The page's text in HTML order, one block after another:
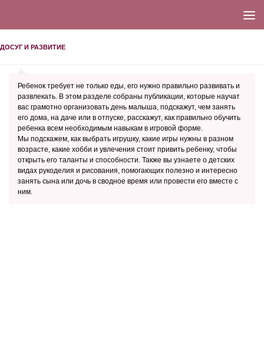
ДОСУГ И РАЗВИТИЕ
Ребенок требует не только еды, его нужно правильно развивать и
развлекать. В этом разделе собраны публикации, которые научат
вас грамотно организовать день малыша, подскажут, чем занять
его дома, на даче или в отпуске, расскажут, как правильно обучить
ребенка всем необходимым навыкам в игровой форме.
Мы подскажем, как выбрать игрушку, какие игры нужны в разном
возрасте, какие хобби и увлечения стоит привить ребенку, чтобы
открыть его таланты и способности. Также вы узнаете о детских
видах рукоделия и рисования, помогающих полезно и интересно
занять сына или дочь в сводное время или провести его вместе с
ним.